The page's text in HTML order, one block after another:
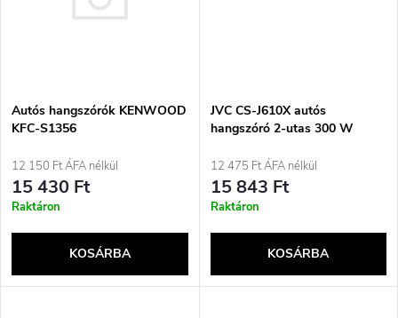
é
s
e
j
a
Autós hangszórók KENWOOD
KFC-S1356
12 150 Ft ÁFA nélkül
15 430 Ft
Raktáron
KOSÁRBA
JVC CS-J610X autós
hangszóró 2-utas 300 W
12 475 Ft ÁFA nélkül
15 843 Ft
Raktáron
KOSÁRBA